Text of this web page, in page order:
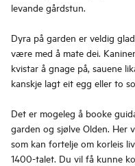
levande gårdstun.
Dyra på garden er veldig
være med å mate dei.
kvistar å gnage på, sauene
kanskje lagt eit egg eller to
Det er mogeleg å booke
garden og sjølve Olden. Her
som kan fortelje om korleis
1400-talet. Du vil få kunne